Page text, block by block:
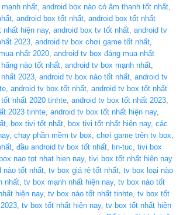
nhất android box nào có âm thanh tốt nhất
android box tốt nhất android box tốt nhất
nhất hiện nay, android box tv tốt nhất android tv
2023 android tv box chơi game tốt nhất
nhất 2020 android tv box đáng mua nhất
nào tốt nhất android tv box mạnh nhất
2023 android tv box nào tốt nhất android tv
android tv box tốt nhất android tv box tốt nhất
nhất 2020 tinhte android tv box tốt nhất 2023
2023 tinhte android tv box tốt nhất hiện nay,
box tivi tốt nhất box tivi tốt nhất hiện nay, các
, chạy phần mềm tv box chơi game trên tv box
đầu android tv box tốt nhất tin-tuc tivi box
nao tot nhat hien nay, tivi box tốt nhất hiện nay
nào tốt nhất tv box giá rẻ tốt nhất tv box loại nào
nhất tv box mạnh nhất hiện nay, tv box nào tốt
hiện nay, tv box nào tốt nhất tinhte tv box tốt
tv box tốt nhất hiện nay, tv box tốt nhất hiện